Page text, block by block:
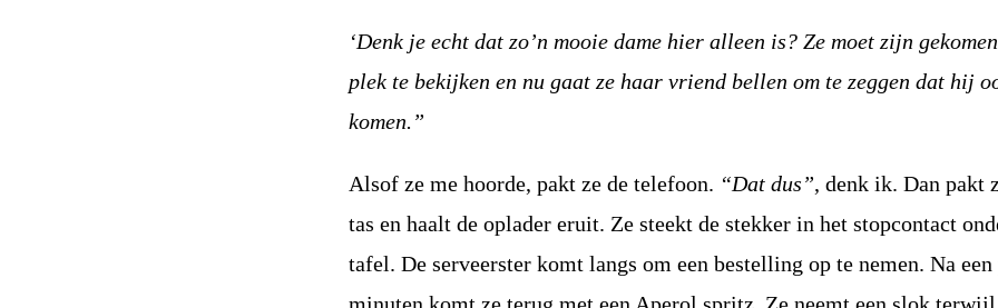
‘Denk je echt dat zo’n mooie dame hier alleen is? Ze moet zijn
plek te bekijken en nu gaat ze haar vriend bellen om te zeggen dat hij
komen.”
Alsof ze me hoorde, pakt ze de telefoon. “Dat dus”, denk ik. Dan pakt
tas en haalt de oplader eruit. Ze steekt de stekker in het stopcontact
tafel. De serveerster komt langs om een ​​bestelling op te nemen. Na een